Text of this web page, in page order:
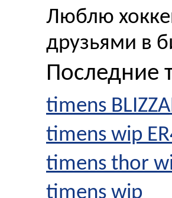
Люблю
друзьями в
Последние
timens
timens wip
timens thor
timens wip